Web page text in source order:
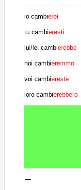
io cambierei
tu cambieresti
lui/lei cambierebbe
noi cambieremmo
voi cambiereste
loro cambierebbero
—